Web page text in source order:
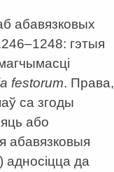
абавязковых
гэтыя
festorum. Права,
са згоды
або
абавязковыя
да